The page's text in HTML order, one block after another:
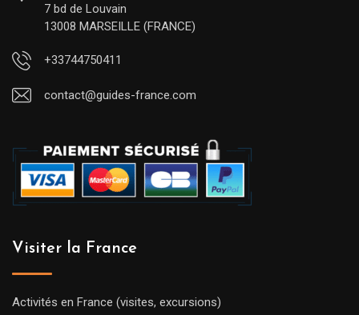
7 bd de Louvain
13008 MARSEILLE (FRANCE)
+33744750411
contact@guides-france.com
Visiter la France
Activités en France (visites, excursions)